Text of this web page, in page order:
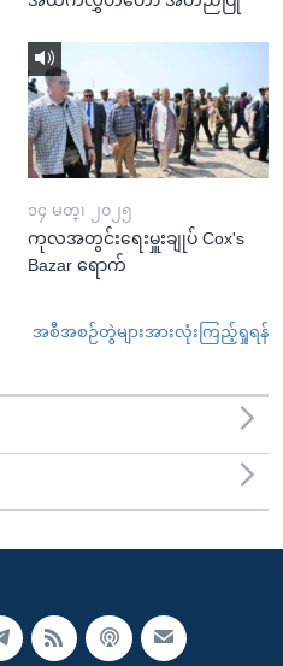
၁၄ မတ္၊ ၂၀၂၅
ကုလအတွင်းရေးမှူးချုပ် Cox's
Bazar ရောက်
အစီအစဉ်တွဲများအားလုံးကြည့်ရှုရန်